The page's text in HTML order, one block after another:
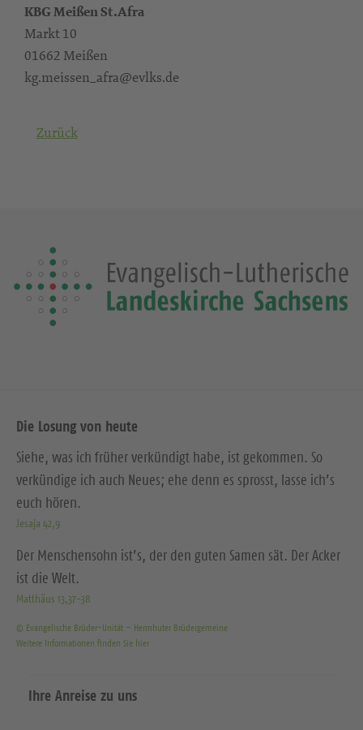
KBG Meißen St.Afra
Markt 10
01662 Meißen
kg.meissen_afra@evlks.de
Zurück
Die Losung von heute
Siehe, was ich früher verkündigt habe, ist gekommen. So
verkündige ich auch Neues; ehe denn es sprosst, lasse ich’s
euch hören.
Jesaja 42,9
Der Menschensohn ist’s, der den guten Samen sät. Der Acker
ist die Welt.
Matthäus 13,37-38
© Evangelische Brüder-Unität – Herrnhuter Brüdergemeine
Weitere Informationen finden Sie hier
Ihre Anreise zu uns